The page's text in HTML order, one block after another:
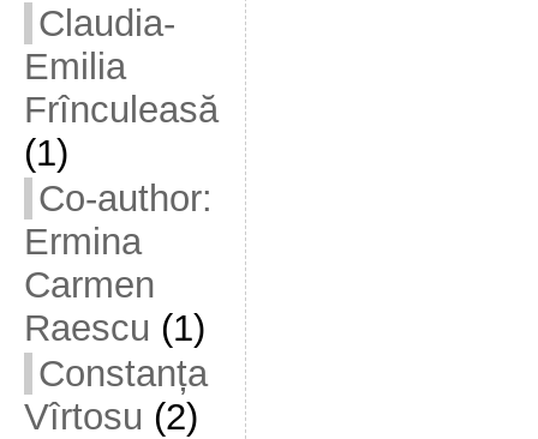
Claudia-
Emilia
Frînculeasă
(1)
Co-author:
Ermina
Carmen
Raescu (1)
Constanța
Vîrtosu (2)